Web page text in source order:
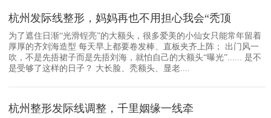
杭州发际线整形，妈妈再也不用担心我会“秃顶
为了遮住日渐“光滑锃亮”的大额头，很多爱美的小仙女只能常年留着
厚厚的齐刘海造型 每天早上都要卷发棒、直板夹齐上阵； 出门风一
吹，不是先捂裙子而是先捂刘海，就怕自己的大额头“曝光”...... 是不
是受够了这样的日子？ 大长脸、秃额头、显老....
杭州整形发际线调整，千里姻缘一线牵